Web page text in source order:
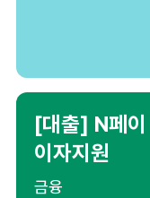
[대출] N페
이자지원
금융